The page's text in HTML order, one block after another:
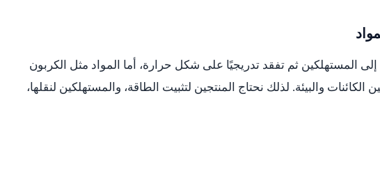
إلى المستهلكين ثم تفقد تدريجيًا على شكل حرارة، أما المواد مثل الكربون
الكائنات والبيئة. لذلك نحتاج المنتجين لتثبيت الطاقة، والمستهلكين لنقلها،